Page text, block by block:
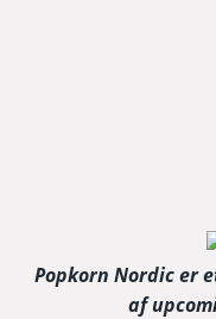
Popkorn Nordic er
af